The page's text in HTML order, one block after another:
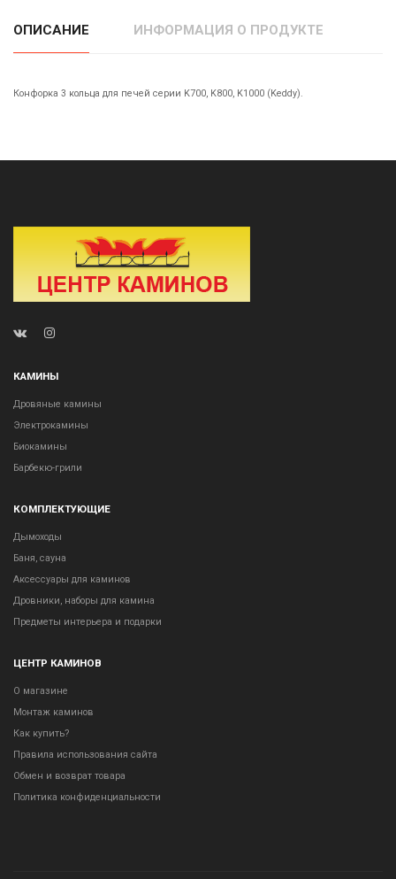
ОПИСАНИЕ ИНФОРМАЦИЯ О ПРОДУКТЕ
Конфорка 3 кольца для печей серии K700, K800, K1000 (Keddy).
КАМИНЫ
Дровяные камины
Электрокамины
Биокамины
Барбекю-грили
КОМПЛЕКТУЮЩИЕ
Дымоходы
Баня, сауна
Аксессуары для каминов
Дровники, наборы для камина
Предметы интерьера и подарки
ЦЕНТР КАМИНОВ
О магазине
Монтаж каминов
Как купить?
Правила использования сайта
Обмен и возврат товара
Политика конфиденциальности